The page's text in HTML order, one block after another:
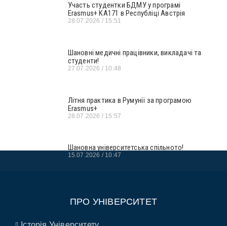
Участь студентки БДМУ у програмі
Erasmus+ KA171 в Республіці Австрія
28.07.2026 15:51
Шановні медичні працівники, викладачі та
студенти!
27.07.2026 10:48
Літня практика в Румунії за програмою
Erasmus+
28.07.2026 15:57
Шановна університетська спільното!
15.07.2026 10:47
ПРО УНІВЕРСИТЕТ